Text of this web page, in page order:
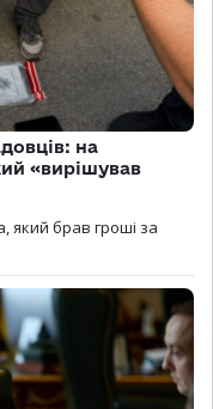
на
«вирішував
який брав гроші за